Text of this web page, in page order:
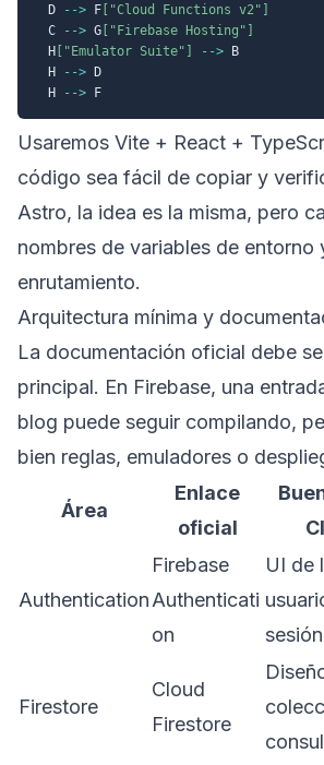
  D
--> F ["Cloud Functions v2"]
  C
--> G ["Firebase Hosting"]
  H
["Emulator Suite"] --> B
  H
--> D
  H
-->
Usaremos Vite + React +
código sea fácil de copiar y
Astro, la idea es la misma, pero
nombres de variables de entorno
enrutamiento.
Arquitectura mínima y
La documentación oficial debe
principal. En Firebase, una
blog puede seguir compilando,
bien reglas, emuladores o
Área
Enlace
oficial
Authentication
Firebase
Authenticati
on
UI de
sesión
Firestore
Cloud
Firestore